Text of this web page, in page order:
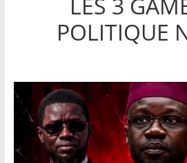
POLITIQUE